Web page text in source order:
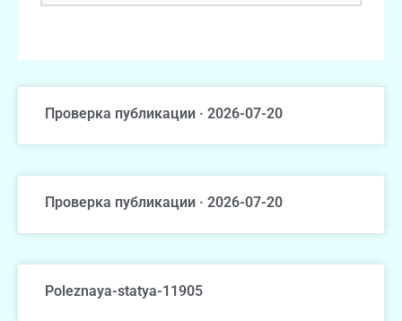
Проверка публикации · 2026-07-20
Проверка публикации · 2026-07-20
Poleznaya-statya-11905